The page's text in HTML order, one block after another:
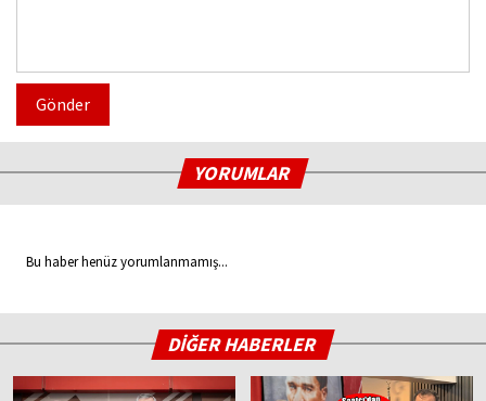
Gönder
YORUMLAR
Bu haber henüz yorumlanmamış...
DİĞER HABERLER